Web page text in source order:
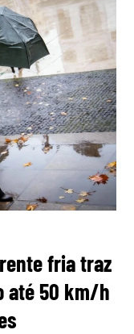
fria traz
até 50 km/h